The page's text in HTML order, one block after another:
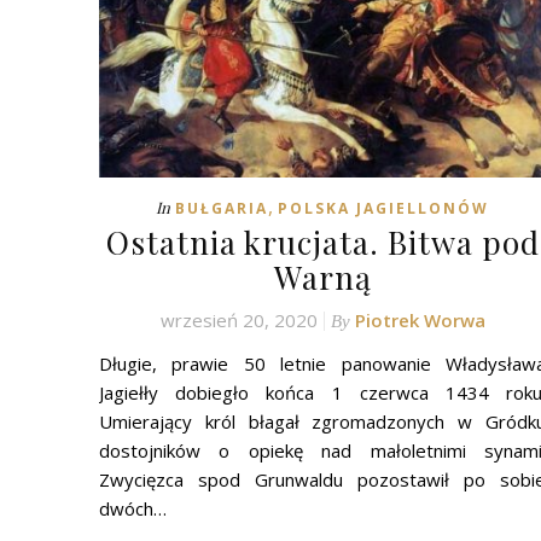
In BUŁGARIA, POLSKA JAGIELLONÓW
Ostatnia krucjata. Bitwa pod
Warną
wrzesień 20, 2020 By Piotrek Worwa
Długie, prawie 50 letnie panowanie
Jagiełły dobiegło końca 1 czerwca 1434
Umierający król błagał zgromadzonych w
dostojników o opiekę nad małoletnimi
Zwycięzca spod Grunwaldu pozostawił po
dwóch…